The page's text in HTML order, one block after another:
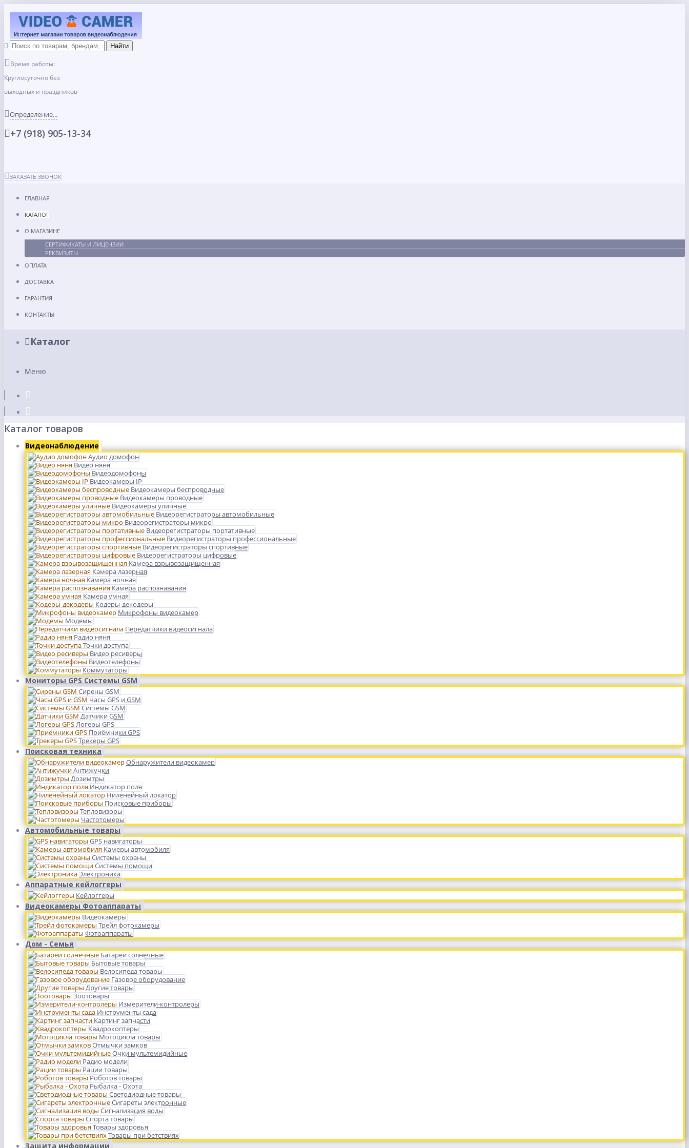
Время работы:
Круглосуточно без
выходных и праздников
Определение...
+7 (918) 905-13-34
ЗАКАЗАТЬ ЗВОНОК
ГЛАВНАЯ
КАТАЛОГ
О МАГАЗИНЕ
СЕРТИФИКАТЫ И ЛИЦЕНЗИИ
РЕКВИЗИТЫ
ОПЛАТА
ДОСТАВКА
ГАРАНТИЯ
КОНТАКТЫ
Каталог
Меню
Каталог товаров
Видеонаблюдение
Аудио домофон
Видео няня
Видеодомофоны
Видеокамеры IP
Видеокамеры беспроводные
Видеокамеры проводные
Видеокамеры уличные
Видеорегистраторы автомобильные
Видеорегистраторы микро
Видеорегистраторы портативные
Видеорегистраторы профессиональные
Видеорегистраторы спортивные
Видеорегистраторы цифровые
Камера взрывозащищенная
Камера лазерная
Камера ночная
Камера распознавания
Камера умная
Кодеры-декодеры
Микрофоны видеокамер
Модемы
Передатчики видеосигнала
Радио няня
Точки доступа
Видео ресиверы
Видеотелефоны
Коммутаторы
Мониторы GPS Системы GSM
Сирены GSM
Часы GPS и GSM
Системы GSM
Датчики GSM
Логеры GPS
Приёмники GPS
Трекеры GPS
Поисковая техника
Обнаружители видеокамер
Антижучки
Дозимтры
Индикатор поля
Ниленейный локатор
Поисковые приборы
Тепловизоры
Частотомеры
Автомобильные товары
GPS навигаторы
Камеры автомобиля
Системы охраны
Системы помощи
Электроника
Аппаратные кейлоггеры
Кейлоггеры
Видеокамеры Фотоаппараты
Видеокамеры
Трейл фотокамеры
Фотоаппараты
Дом - Семья
Батареи солнечные
Бытовые товары
Велосипеда товары
Газовое оборудование
Другие товары
Зоотовары
Измерители-контролеры
Инструменты сада
Картинг запчасти
Квадрокоптеры
Мотоцикла товары
Отмычки замков
Очки мультемидийные
Радио модели
Рации товары
Роботов товары
Рыбалка - Охота
Светодиодные товары
Сигареты электронные
Сигнализация воды
Спорта товары
Товары здоровья
Товары при бетствиях
Защита информации